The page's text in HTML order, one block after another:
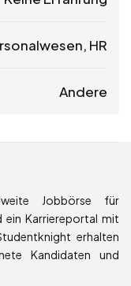
HR
Andere
Jobbörse für
ein Karriereportal mit
erhalten
Kandidaten und